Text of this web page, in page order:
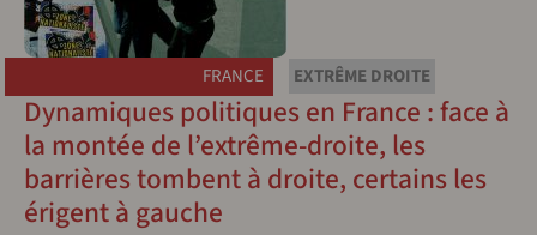
FRANCE EXTRÊME DROITE
Dynamiques politiques en France : face à
la montée de l’extrême-droite, les
barrières tombent à droite, certains les
érigent à gauche